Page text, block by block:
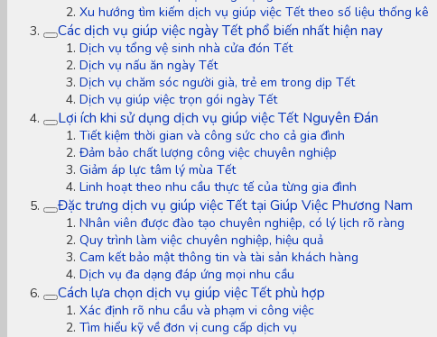
Xu hướng tìm kiếm dịch vụ giúp việc Tết theo số liệu thống kê
Các dịch vụ giúp việc ngày Tết phổ biến nhất hiện nay
Dịch vụ tổng vệ sinh nhà cửa đón Tết
Dịch vụ nấu ăn ngày Tết
Dịch vụ chăm sóc người già, trẻ em trong dịp Tết
Dịch vụ giúp việc trọn gói ngày Tết
Lợi ích khi sử dụng dịch vụ giúp việc Tết Nguyên Đán
Tiết kiệm thời gian và công sức cho cả gia đình
Đảm bảo chất lượng công việc chuyên nghiệp
Giảm áp lực tâm lý mùa Tết
Linh hoạt theo nhu cầu thực tế của từng gia đình
Đặc trưng dịch vụ giúp việc Tết tại Giúp Việc Phương Nam
Nhân viên được đào tạo chuyên nghiệp, có lý lịch rõ ràng
Quy trình làm việc chuyên nghiệp, hiệu quả
Cam kết bảo mật thông tin và tài sản khách hàng
Dịch vụ đa dạng đáp ứng mọi nhu cầu
Cách lựa chọn dịch vụ giúp việc Tết phù hợp
Xác định rõ nhu cầu và phạm vi công việc
Tìm hiểu kỹ về đơn vị cung cấp dịch vụ